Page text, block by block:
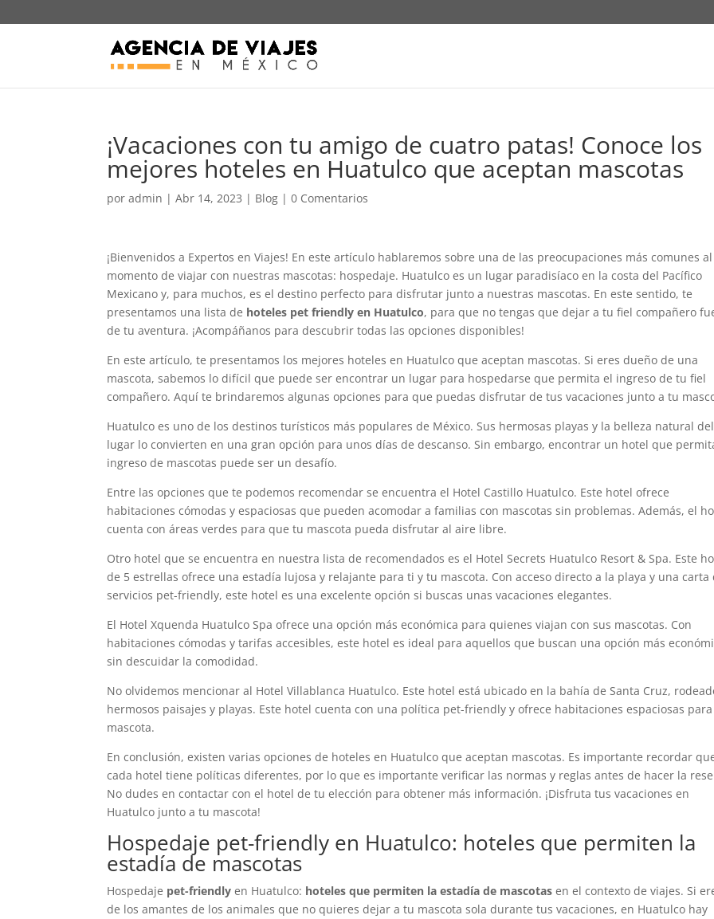
¡Vacaciones con tu amigo de cuatro patas! Conoce los
mejores hoteles en Huatulco que aceptan mascotas
poradmin |Abr 14, 2023 | Blog |0 Comentarios
¡Bienvenidos a Expertos en Viajes! En este artículo hablaremos sobre una de las preocupaciones más comunes al
momento de viajar con nuestras mascotas: hospedaje. Huatulco es un lugar paradisíaco en la costa del Pacífico
Mexicano y, para muchos, es el destino perfecto para disfrutar junto a nuestras mascotas. En este sentido, te
presentamos una lista de hoteles pet friendly en Huatulco, para que no tengas que dejar a tu fiel compañero
de tu aventura. ¡Acompáñanos para descubrir todas las opciones disponibles!
En este artículo, te presentamos los mejores hoteles en Huatulco que aceptan mascotas. Si eres dueño de una
mascota, sabemos lo difícil que puede ser encontrar un lugar para hospedarse que permita el ingreso de tu fiel
compañero. Aquí te brindaremos algunas opciones para que puedas disfrutar de tus vacaciones junto a tu
Huatulco es uno de los destinos turísticos más populares de México. Sus hermosas playas y la belleza natural del
lugar lo convierten en una gran opción para unos días de descanso. Sin embargo, encontrar un hotel que
ingreso de mascotas puede ser un desafío.
Entre las opciones que te podemos recomendar se encuentra el Hotel Castillo Huatulco. Este hotel ofrece
habitaciones cómodas y espaciosas que pueden acomodar a familias con mascotas sin problemas. Además, el
cuenta con áreas verdes para que tu mascota pueda disfrutar al aire libre.
Otro hotel que se encuentra en nuestra lista de recomendados es el Hotel Secrets Huatulco Resort & Spa. Este
de 5 estrellas ofrece una estadía lujosa y relajante para ti y tu mascota. Con acceso directo a la playa y una carta
servicios pet-friendly, este hotel es una excelente opción si buscas unas vacaciones elegantes.
El Hotel Xquenda Huatulco Spa ofrece una opción más económica para quienes viajan con sus mascotas. Con
habitaciones cómodas y tarifas accesibles, este hotel es ideal para aquellos que buscan una opción más
sin descuidar la comodidad.
No olvidemos mencionar al Hotel Villablanca Huatulco. Este hotel está ubicado en la bahía de Santa Cruz,
hermosos paisajes y playas. Este hotel cuenta con una política pet-friendly y ofrece habitaciones espaciosas
mascota.
En conclusión, existen varias opciones de hoteles en Huatulco que aceptan mascotas. Es importante recordar
cada hotel tiene políticas diferentes, por lo que es importante verificar las normas y reglas antes de hacer la
No dudes en contactar con el hotel de tu elección para obtener más información. ¡Disfruta tus vacaciones en
Huatulco junto a tu mascota!
Hospedaje pet-friendly en Huatulco: hoteles que permiten la
estadía de mascotas
Hospedaje pet-friendly en Huatulco: hoteles que permiten la estadía de mascotas en el contexto de viajes. Si
de los amantes de los animales que no quieres dejar a tu mascota sola durante tus vacaciones, en Huatulco hay